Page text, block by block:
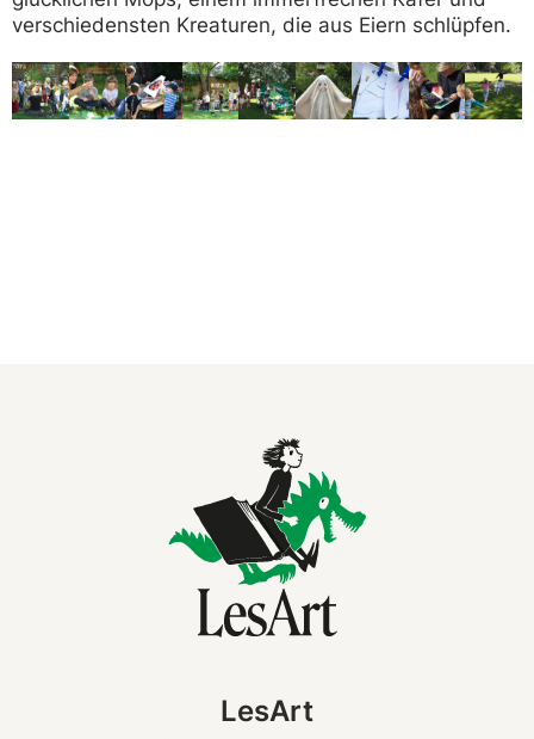
verschiedensten Kreaturen, die aus Eiern schlüpfen.
LesArt